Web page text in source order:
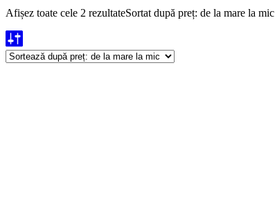
Afișez toate cele 2 rezultateSortat după preț: de la mare la mic